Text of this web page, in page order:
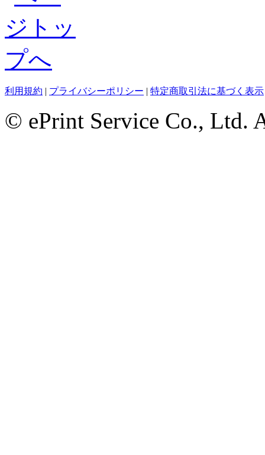
利用規約 | プライバシーポリシー | 特定商取引法に基づく表示
© ePrint Service Co., Ltd.